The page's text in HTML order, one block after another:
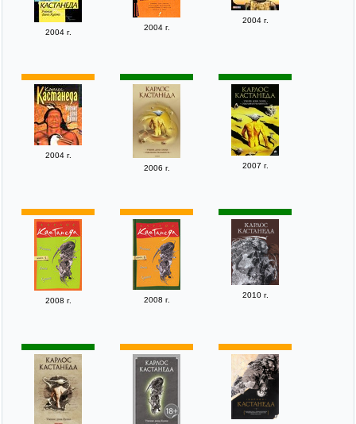
2004 г.
2004 г.
2004 г.
2004 г.
2006 г.
2007 г.
2008 г. 2008 г.
2010 г.